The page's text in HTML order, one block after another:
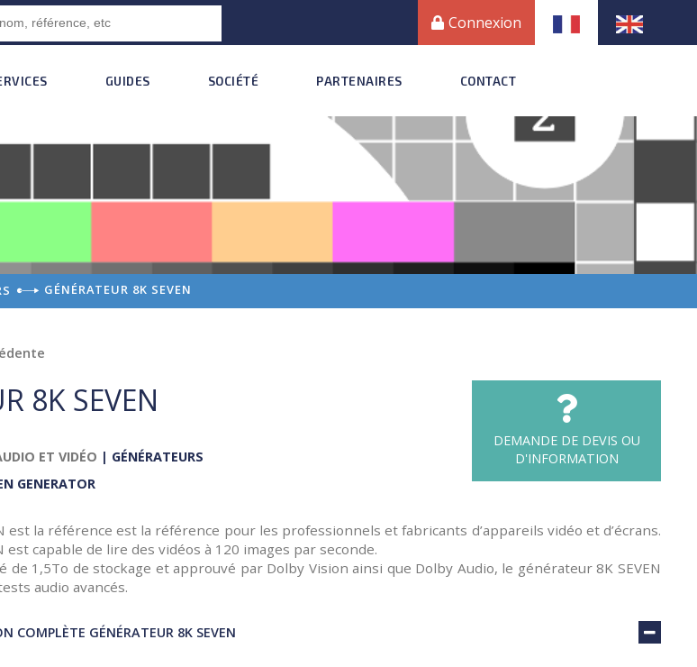
Connexion
GUIDES SOCIÉTÉ PARTENAIRES CONTACT
GÉNÉRATEUR 8K SEVEN
8K SEVEN
ET VIDÉO | GÉNÉRATEURS
GENERATOR
DEMANDE DE DEVIS OU
D'INFORMATION
est la référence est la référence pour les professionnels et fabricants d’appareils vidéo et d’écrans.
est capable de lire des vidéos à 120 images par seconde.
de 1,5To de stockage et approuvé par Dolby Vision ainsi que Dolby Audio, le générateur 8K SEVEN
audio avancés.
COMPLÈTE GÉNÉRATEUR 8K SEVEN